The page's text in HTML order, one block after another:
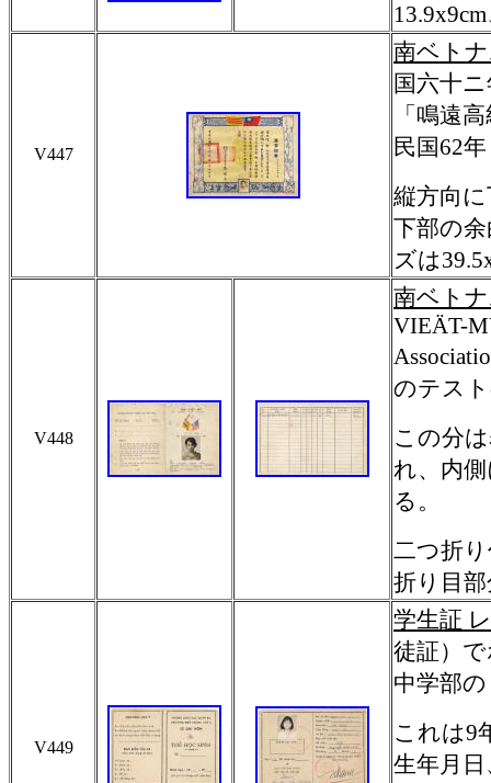
V447
南ベト
国六十
「鳴遠
民国62
縦方向
下部の
ズは
V448
南ベト
VIEÄT-
のテス
この分
れ、内
る。
二つ折
折り目
V449
学生証
徒証）
中学部
これは9
生年月